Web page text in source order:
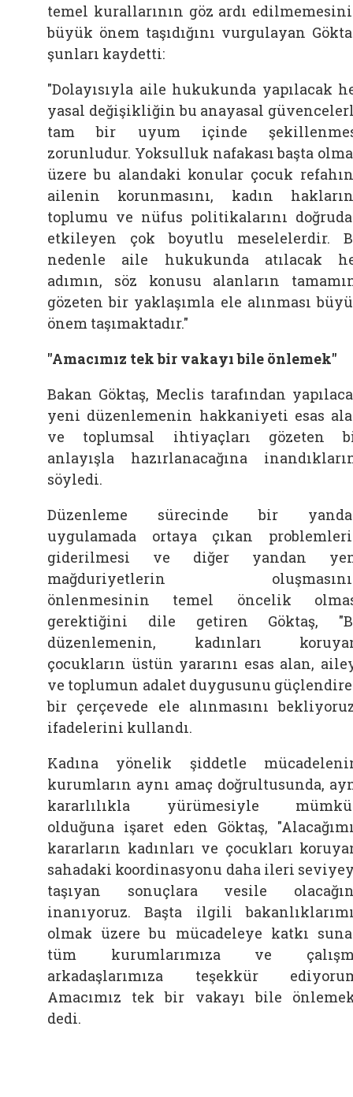
temel kurallarının göz ardı
büyük önem taşıdığını vurgulayan
şunları kaydetti:
"Dolayısıyla aile hukukunda yapılacak
yasal değişikliğin bu anayasal
tam bir uyum içinde
zorunludur. Yoksulluk nafakası başta
üzere bu alandaki konular çocuk
ailenin korunmasını, kadın
toplumu ve nüfus politikalarını
etkileyen çok boyutlu meselelerdir.
nedenle aile hukukunda atılacak
adımın, söz konusu alanların
gözeten bir yaklaşımla ele alınması
önem taşımaktadır."
"Amacımız tek bir vakayı bile önlemek"
Bakan Göktaş, Meclis tarafından
yeni düzenlemenin hakkaniyeti esas
ve toplumsal ihtiyaçları gözeten
anlayışla hazırlanacağına
söyledi.
Düzenleme sürecinde bir
uygulamada ortaya çıkan
giderilmesi ve diğer yandan
mağduriyetlerin
önlenmesinin temel öncelik
gerektiğini dile getiren Göktaş,
düzenlemenin, kadınları
çocukların üstün yararını esas alan,
ve toplumun adalet duygusunu
bir çerçevede ele alınmasını
ifadelerini kullandı.
Kadına yönelik şiddetle
kurumların aynı amaç doğrultusunda,
kararlılıkla yürümesiyle
olduğuna işaret eden Göktaş,
kararların kadınları ve çocukları
sahadaki koordinasyonu daha ileri
taşıyan sonuçlara vesile
inanıyoruz. Başta ilgili
olmak üzere bu mücadeleye katkı
tüm kurumlarımıza ve
arkadaşlarımıza teşekkür
Amacımız tek bir vakayı bile
dedi.